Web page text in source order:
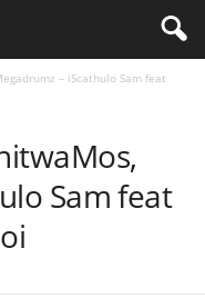
– iScathulo Sam feat
Sam feat